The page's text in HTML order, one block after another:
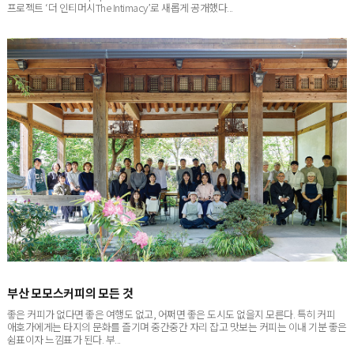
좋은 커피가 없다면 좋은 여행도 없고, 어쩌면 좋은 도시도 없을지 모른다. 특히 커피
애호가에게는 타지의 문화를 즐기며 중간중간 자리 잡고 맛보는 커피는 이내 기분 좋은
쉼표이자 느낌표가 된다. 부...